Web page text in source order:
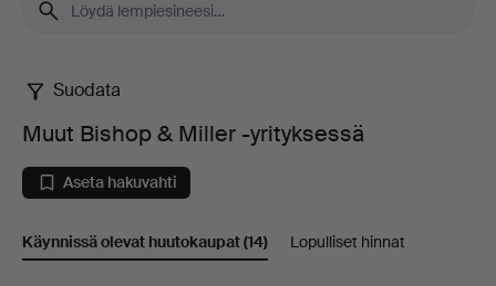
Muut
Bishop
&
Miller
Suodata
Muut Bishop & Miller -yrityksessä
Aseta hakuvahti
Käynnissä olevat huutokaupat(14) Lopulliset hinnat